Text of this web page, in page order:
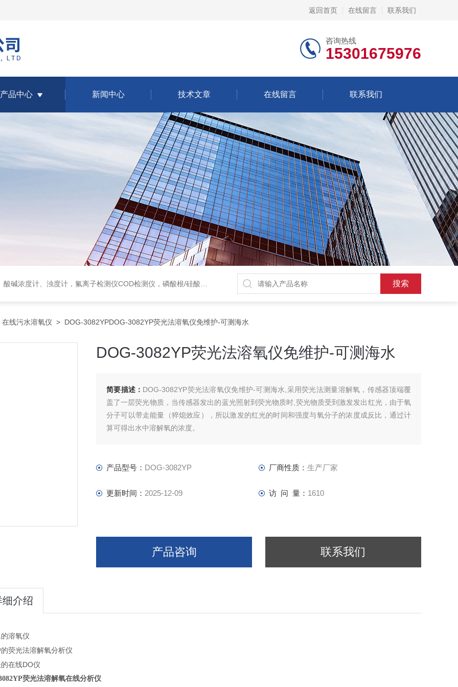
返回首页 在线留言 联系我们
咨询热线
15301675976
产品中心 新闻中心 技术文章 在线留言 联系我们
，氟离子检测仪COD检测仪，磷酸根/硅酸根分析仪，PH电极、溶氧电极、电导电极
在线污水溶氧仪 > DOG-3082YPDOG-3082YP荧光法溶氧仪免维护-可测海水
DOG-3082YP荧光法溶氧仪免维护-可测海水
简要描述： DOG-3082YP荧光法溶氧仪免维护-可测海水,采用荧光法测量溶解氧，传感器顶端覆
盖了一层荧光物质，当传感器发出的蓝光照射到荧光物质时,荧光物质受到激发发出红光，由于氧
分子可以带走能量（猝熄效应），所以激发的红光的时间和强度与氧分子的浓度成反比，通过计
算可得出水中溶解氧的浓度。
产品型号： DOG-3082YP 厂商性质： 生产厂家
更新时间： 2025-12-09 访 问 量： 1610
产品咨询 联系我们
细介绍
溶氧仪
荧光法溶解氧分析仪
在线DO仪
荧光法溶解氧在线分析仪